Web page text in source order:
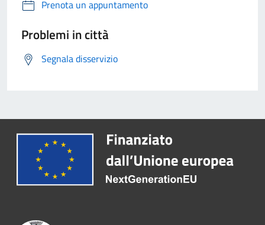
Prenota un appuntamento
Problemi in città
Segnala disservizio